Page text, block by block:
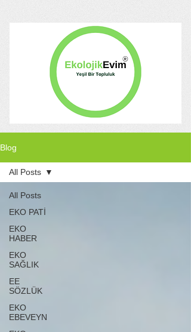
Blog
All Posts
EKO PATİ
EKO
HABER
EKO
SAĞLIK
EE
SÖZLÜK
EKO
EBEVEYN
All Posts